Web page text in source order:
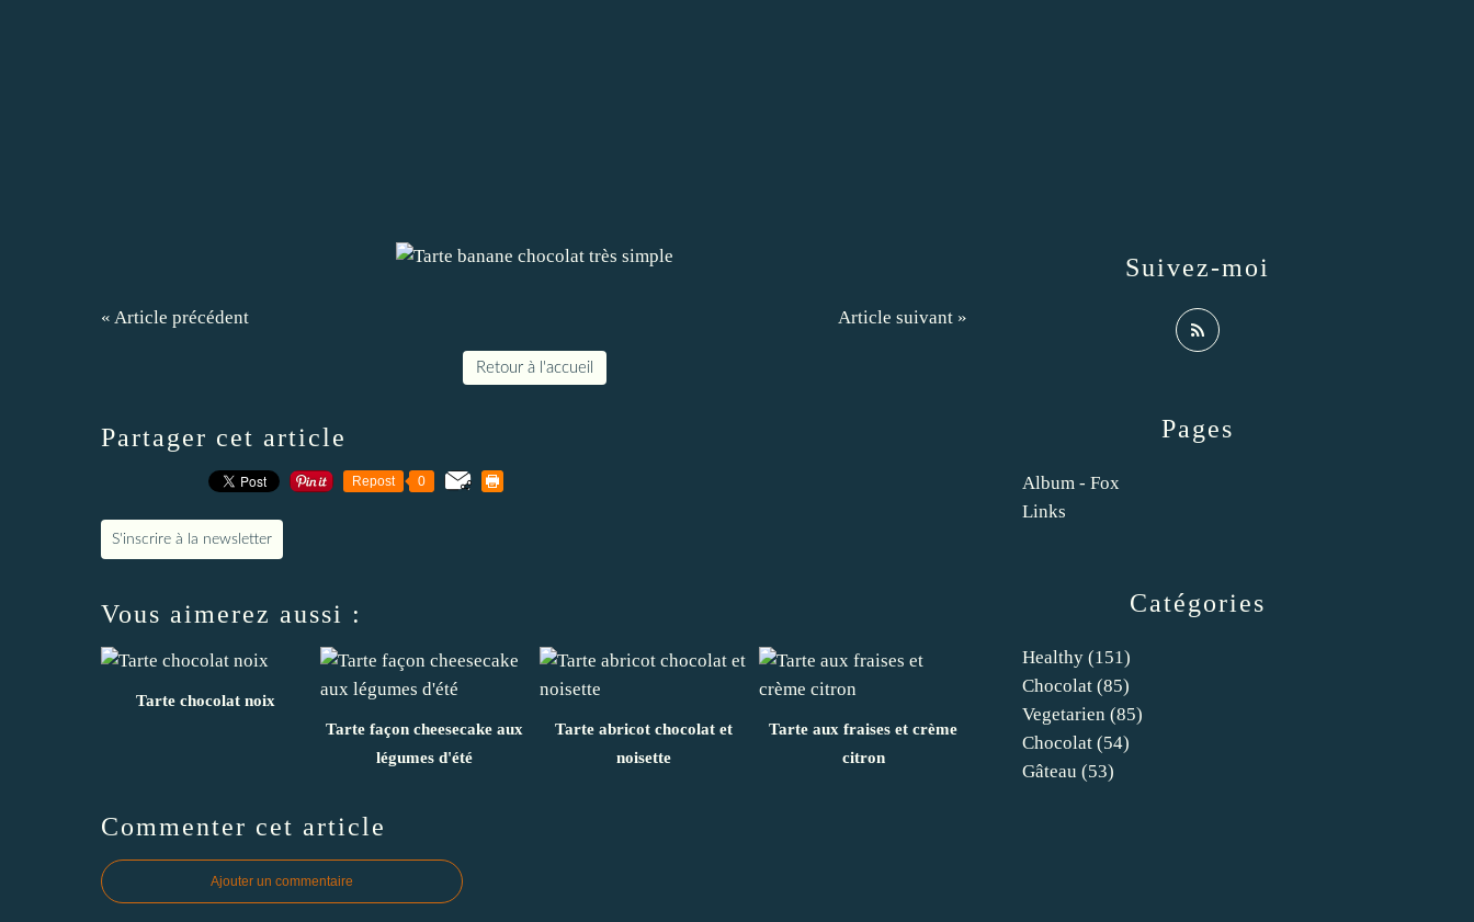
« Article précédent Article suivant »
Retour à l'accueil
Partager cet article
Repost 0
S'inscrire à la newsletter
Vous aimerez aussi :
Tarte chocolat noix
Tarte façon cheesecake aux
légumes d'été
Tarte abricot chocolat et
noisette
Tarte aux fraises et crème
citron
Commenter cet article
Ajouter un commentaire
Catégories
Healthy (151)
Chocolat (85)
Vegetarien (85)
Chocolat (54)
Gâteau (53)
Pages
Album - Fox
Links
Suivez-moi